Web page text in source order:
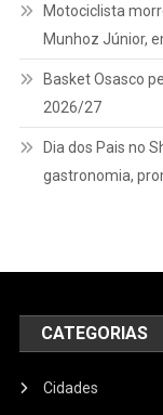
Motociclista
Munhoz Júnior,
Basket Osasco
2026/27
Dia dos Pais no
gastronomia,
CATEGORIAS
Cidades